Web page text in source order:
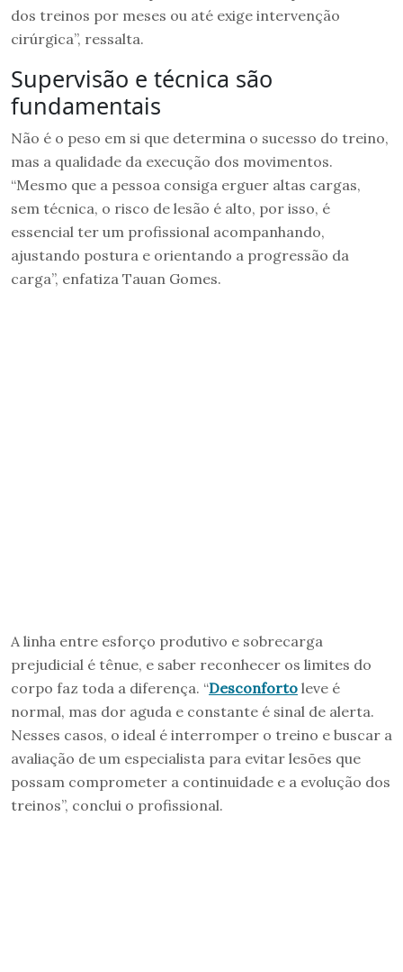
dos treinos por meses ou até exige intervenção
cirúrgica”, ressalta.
Supervisão e técnica são
fundamentais
Não é o peso em si que determina o sucesso do treino,
mas a qualidade da execução dos movimentos.
“Mesmo que a pessoa consiga erguer altas cargas,
sem técnica, o risco de lesão é alto, por isso, é
essencial ter um profissional acompanhando,
ajustando postura e orientando a progressão da
carga”, enfatiza Tauan Gomes.
A linha entre esforço produtivo e sobrecarga
prejudicial é tênue, e saber reconhecer os limites do
corpo faz toda a diferença. “Desconforto leve é
normal, mas dor aguda e constante é sinal de alerta.
Nesses casos, o ideal é interromper o treino e buscar a
avaliação de um especialista para evitar lesões que
possam comprometer a continuidade e a evolução dos
treinos”, conclui o profissional.